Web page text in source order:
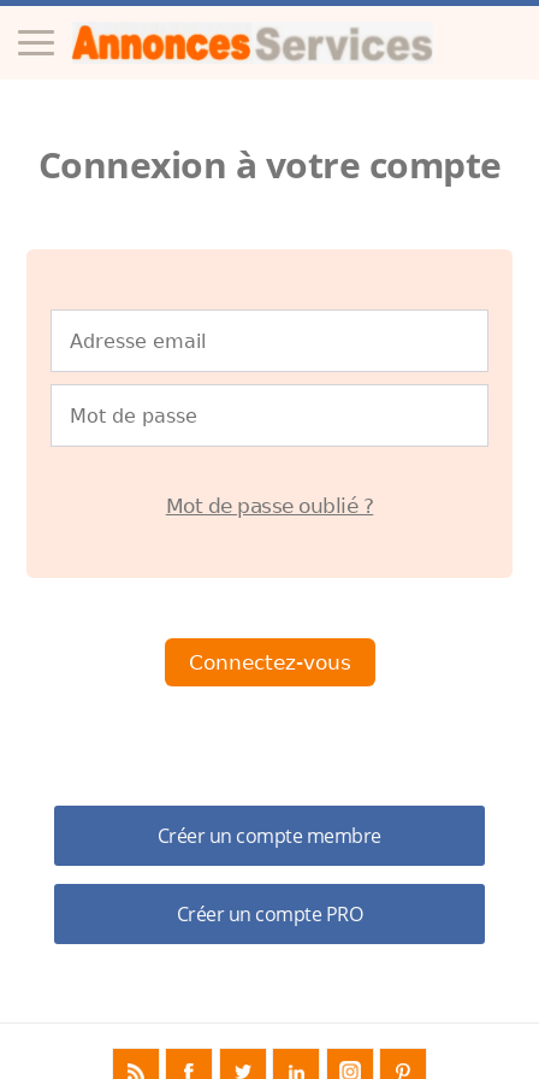
Connexion à votre compte
Mot de passe oublié ?
Pas encore de compte ?
Créer un compte membre
Créer un compte PRO